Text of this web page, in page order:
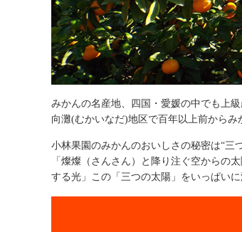
みかんの名産地、四国・愛媛の中でも上
向灘(むかいなだ)地区で百年以上前からみ
小林果園のみかんのおいしさの秘密は“三
「燦燦（さんさん）と降り注ぐ空からの
する光」この「三つの太陽」をいっぱい